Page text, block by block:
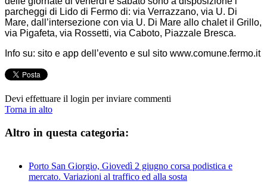
parcheggi di Lido di Fermo di: via Verrazzano, via U. Di
Mare, dall’intersezione con via U. Di Mare allo chalet il Grillo,
via Pigafeta, via Rossetti, via Caboto, Piazzale Bresca.
Info su: sito e app dell’evento e sul sito www.comune.fermo.it
Devi effettuare il login per inviare commenti
Torna in alto
Altro in questa categoria:
Porto San Giorgio, Giovedì 2 giugno corsa podistica e
mercato. Variazioni al traffico ed alla sosta